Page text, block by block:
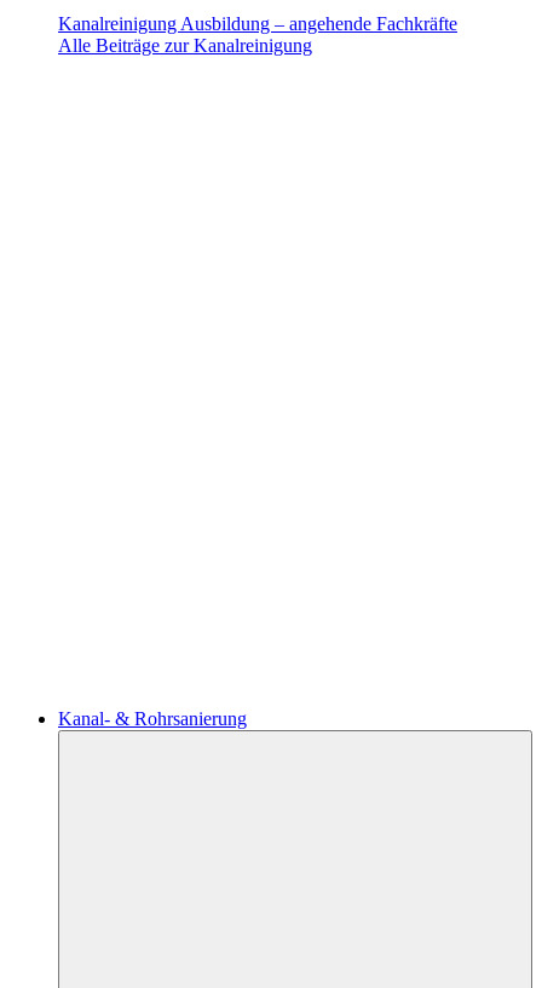
Kanalreinigung Ausbildung – angehende Fachkräfte
Alle Beiträge zur Kanalreinigung
Kanal- & Rohrsanierung